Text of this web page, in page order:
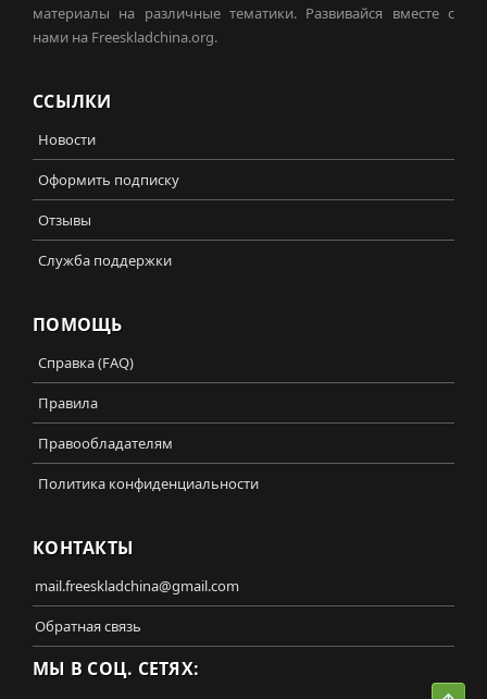
материалы на различные тематики. Развивайся вместе с
нами на Freeskladchina.org.
ССЫЛКИ
Новости
Оформить подписку
Отзывы
Служба поддержки
ПОМОЩЬ
Справка (FAQ)
Правила
Правообладателям
Политика конфиденциальности
КОНТАКТЫ
mail.freeskladchina@gmail.com
Обратная связь
МЫ В СОЦ. СЕТЯХ: